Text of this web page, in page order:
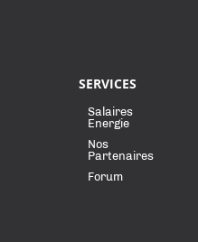
SERVICES
Salaires
Energie
Nos
Partenaires
Forum